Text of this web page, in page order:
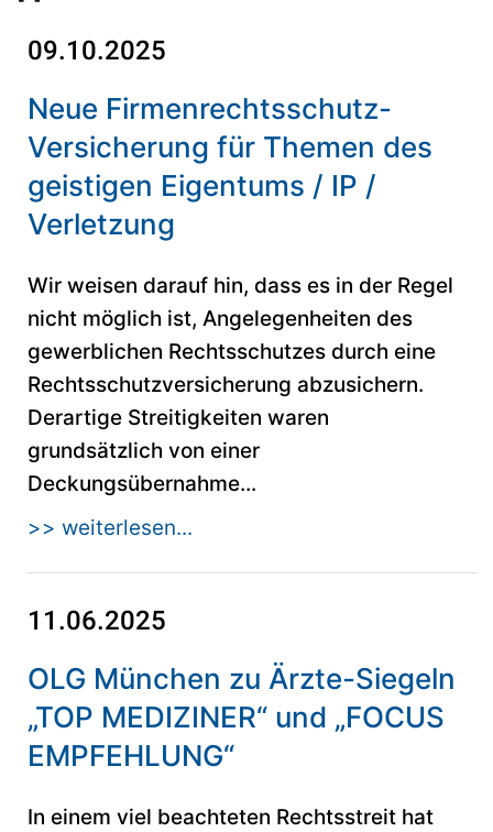
09.10.2025
Neue Firmenrechtsschutz-
Versicherung für Themen des
geistigen Eigentums / IP /
Verletzung
Wir weisen darauf hin, dass es in der Regel
nicht möglich ist, Angelegenheiten des
gewerblichen Rechtsschutzes durch eine
Rechtsschutzversicherung abzusichern.
Derartige Streitigkeiten waren
grundsätzlich von einer
Deckungsübernahme...
>> weiterlesen...
11.06.2025
OLG München zu Ärzte-Siegeln
„TOP MEDIZINER“ und „FOCUS
EMPFEHLUNG“
In einem viel beachteten Rechtsstreit hat